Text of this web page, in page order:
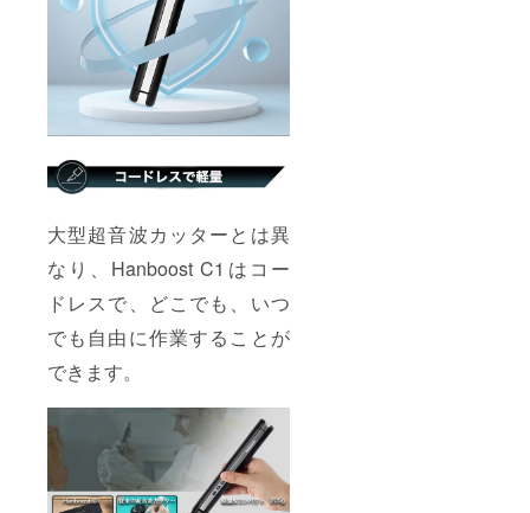
大型超音波カッターとは異
なり、Hanboost C1はコー
ドレスで、どこでも、いつ
でも自由に作業することが
できます。